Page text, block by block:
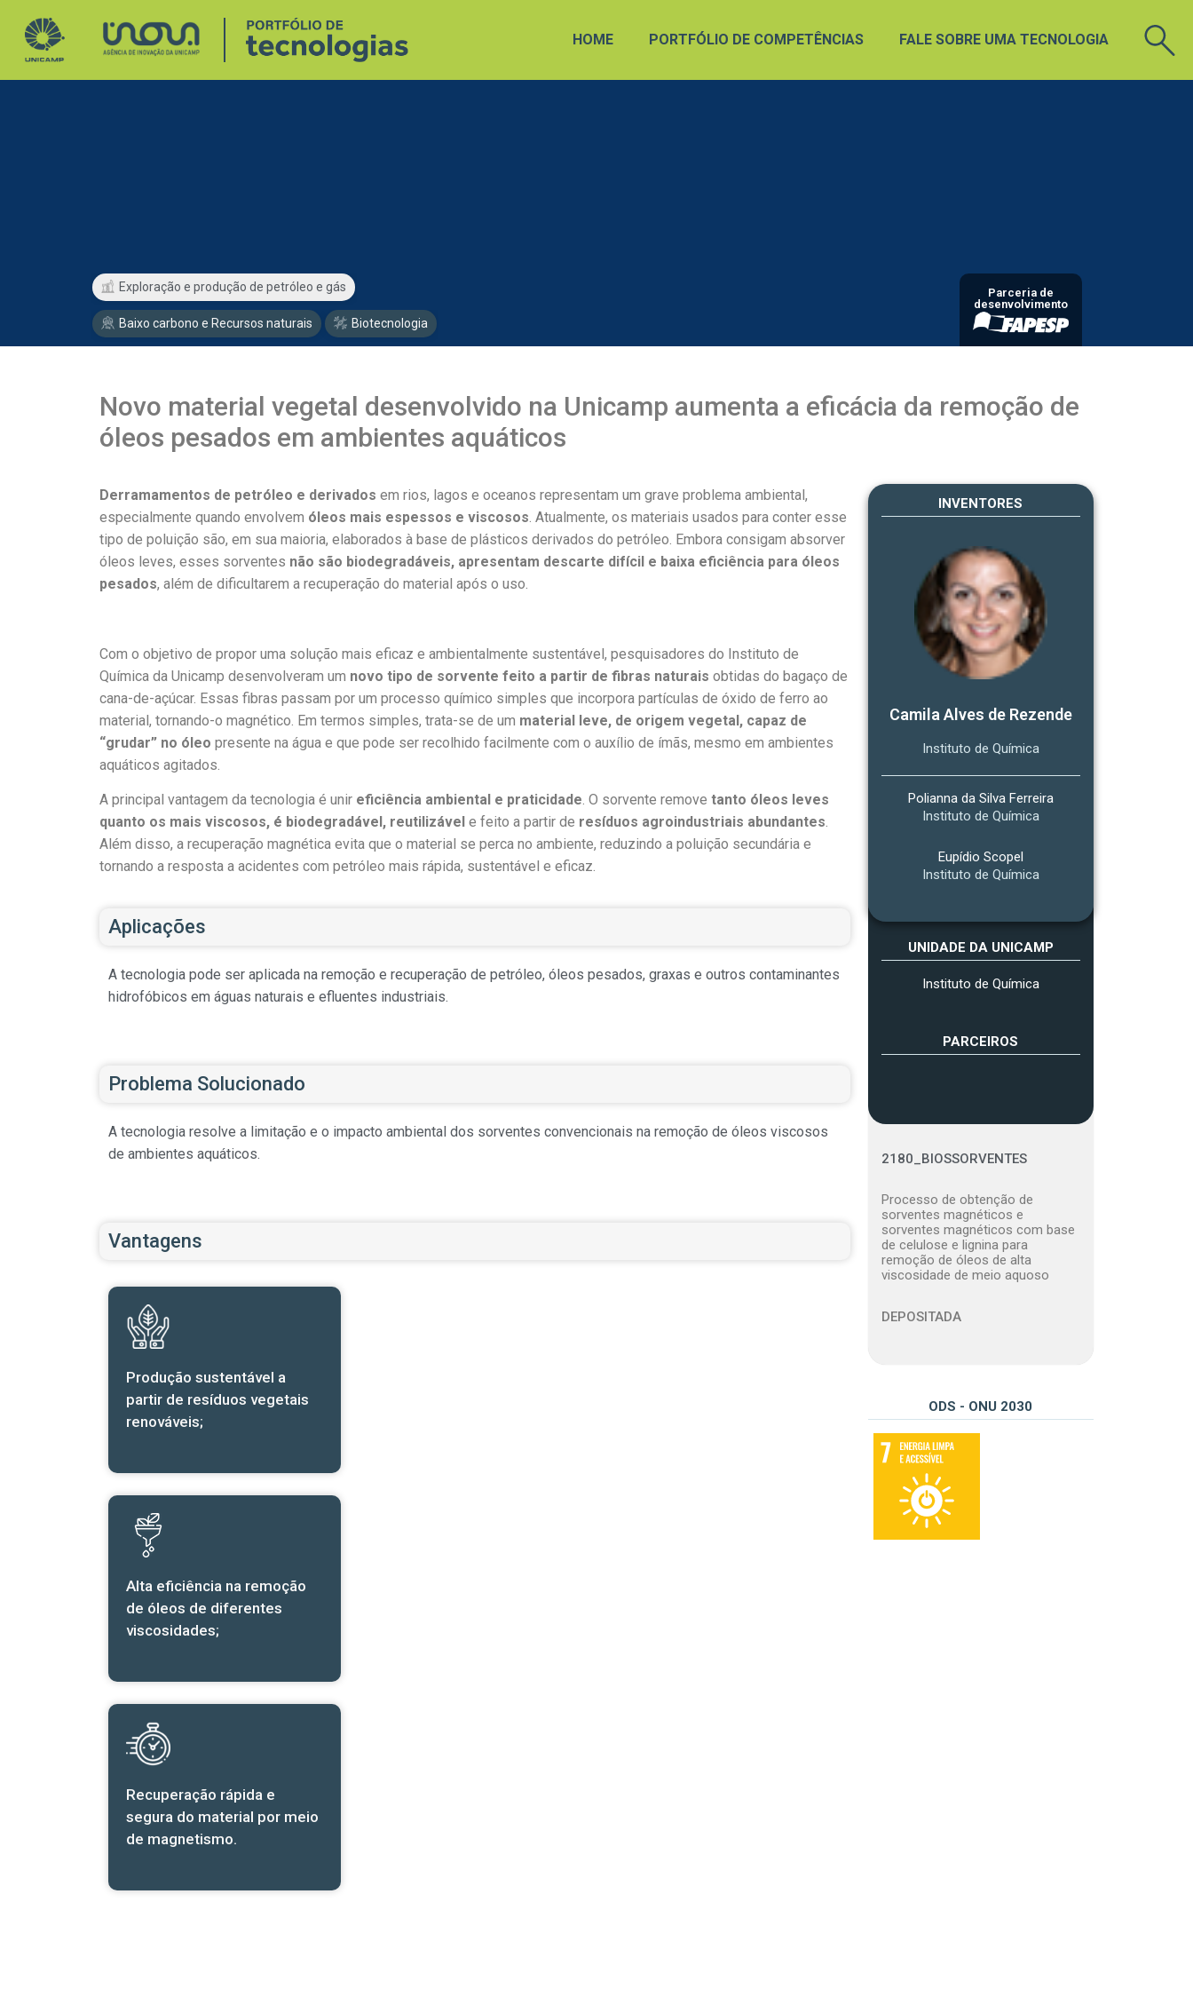
HOME PORTFÓLIO DE COMPETÊNCIAS FALE SOBRE UMA TECNOLOGIA
Exploração e produção de petróleo e gás
Baixo carbono e Recursos naturais Biotecnologia
Parceria de
desenvolvimento
Novo material vegetal desenvolvido na Unicamp aumenta a eficácia da remoção de
óleos pesados em ambientes aquáticos
Derramamentos de petróleo e derivados em rios, lagos e oceanos representam um grave problema ambiental,
especialmente quando envolvem óleos mais espessos e viscosos. Atualmente, os materiais usados para conter esse
tipo de poluição são, em sua maioria, elaborados à base de plásticos derivados do petróleo. Embora consigam absorver
óleos leves, esses sorventes não são biodegradáveis, apresentam descarte difícil e baixa eficiência para óleos
pesados, além de dificultarem a recuperação do material após o uso.
Com o objetivo de propor uma solução mais eficaz e ambientalmente sustentável, pesquisadores do Instituto de
Química da Unicamp desenvolveram um novo tipo de sorvente feito a partir de fibras naturais obtidas do bagaço de
cana-de-açúcar. Essas fibras passam por um processo químico simples que incorpora partículas de óxido de ferro ao
material, tornando-o magnético. Em termos simples, trata-se de um material leve, de origem vegetal, capaz de
“grudar” no óleo presente na água e que pode ser recolhido facilmente com o auxílio de ímãs, mesmo em ambientes
aquáticos agitados.
A principal vantagem da tecnologia é unir eficiência ambiental e praticidade. O sorvente remove tanto óleos leves
quanto os mais viscosos, é biodegradável, reutilizável e feito a partir de resíduos agroindustriais abundantes.
Além disso, a recuperação magnética evita que o material se perca no ambiente, reduzindo a poluição secundária e
tornando a resposta a acidentes com petróleo mais rápida, sustentável e eficaz.
Aplicações
A tecnologia pode ser aplicada na remoção e recuperação de petróleo, óleos pesados, graxas e outros contaminantes
hidrofóbicos em águas naturais e efluentes industriais.
Problema Solucionado
A tecnologia resolve a limitação e o impacto ambiental dos sorventes convencionais na remoção de óleos viscosos
de ambientes aquáticos.
Vantagens
Produção sustentável a
partir de resíduos vegetais
renováveis;
Alta eficiência na remoção
de óleos de diferentes
viscosidades;
Recuperação rápida e
segura do material por meio
de magnetismo.
INVENTORES
Camila Alves de Rezende
Instituto de Química
Polianna da Silva Ferreira
Instituto de Química
Eupídio Scopel
Instituto de Química
UNIDADE DA UNICAMP
Instituto de Química
PARCEIROS
2180_BIOSSORVENTES
Processo de obtenção de
sorventes magnéticos e
sorventes magnéticos com base
de celulose e lignina para
remoção de óleos de alta
viscosidade de meio aquoso
DEPOSITADA
ODS - ONU 2030